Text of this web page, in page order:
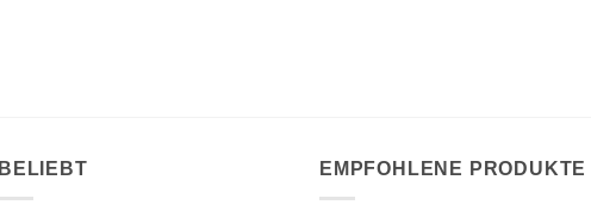
BELIEBT EMPFOHLENE PRODUKTE